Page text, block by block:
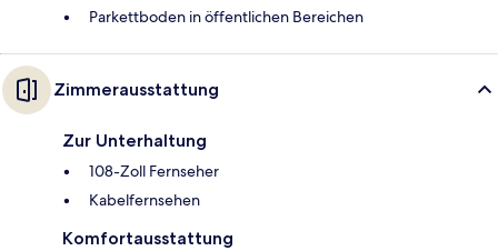
Parkettboden in öffentlichen Bereichen
Zimmerausstattung
Zur Unterhaltung
108-Zoll Fernseher
Kabelfernsehen
Komfortausstattung